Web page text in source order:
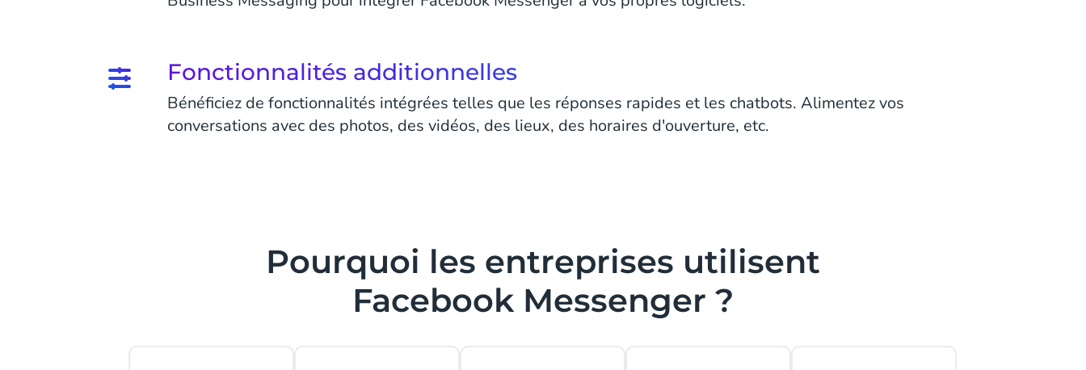
Fonctionnalités additionnelles
Bénéficiez de fonctionnalités intégrées telles que les réponses rapides et les chatbots. Alimentez vos
conversations avec des photos, des vidéos, des lieux, des horaires d'ouverture, etc.
Pourquoi les entreprises utilisent
Facebook Messenger ?